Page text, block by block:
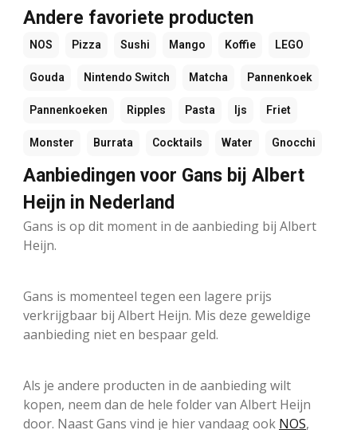
Andere favoriete producten
NOS Pizza Sushi Mango Koffie LEGO
Gouda Nintendo Switch Matcha Pannenkoek
Pannenkoeken Ripples Pasta Ijs Friet
Monster Burrata Cocktails Water Gnocchi
Aanbiedingen voor Gans bij Albert
Heijn in Nederland
Gans is op dit moment in de aanbieding bij Albert
Heijn.
Gans is momenteel tegen een lagere prijs
verkrijgbaar bij Albert Heijn. Mis deze geweldige
aanbieding niet en bespaar geld.
Als je andere producten in de aanbieding wilt
kopen, neem dan de hele folder van Albert Heijn
door. Naast Gans vind je hier vandaag ook NOS,